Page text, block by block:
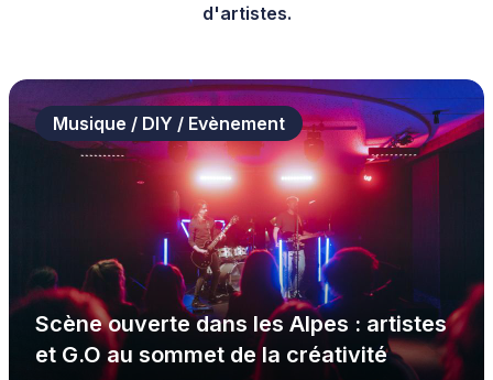
d'artistes.
Musique / DIY / Evènement
Scène ouverte dans les Alpes : artistes
et G.O au sommet de la créativité